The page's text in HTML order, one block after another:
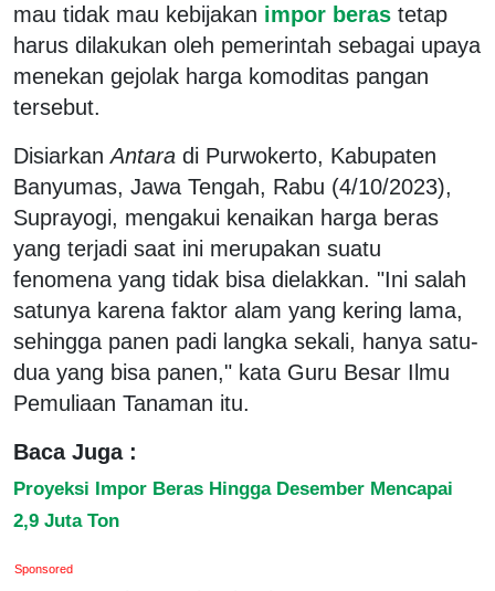
mau tidak mau kebijakan impor beras tetap
harus dilakukan oleh pemerintah sebagai upaya
menekan gejolak harga komoditas pangan
tersebut.
DisiarkanAntara di Purwokerto, Kabupaten
Banyumas, Jawa Tengah, Rabu (4/10/2023),
Suprayogi, mengakui kenaikan harga beras
yang terjadi saat ini merupakan suatu
fenomena yang tidak bisa dielakkan. "Ini salah
satunya karena faktor alam yang kering lama,
sehingga panen padi langka sekali, hanya satu-
dua yang bisa panen," kata Guru Besar Ilmu
Pemuliaan Tanaman itu.
Baca Juga :
Proyeksi Impor Beras Hingga Desember Mencapai
2,9 Juta Ton
Sponsored